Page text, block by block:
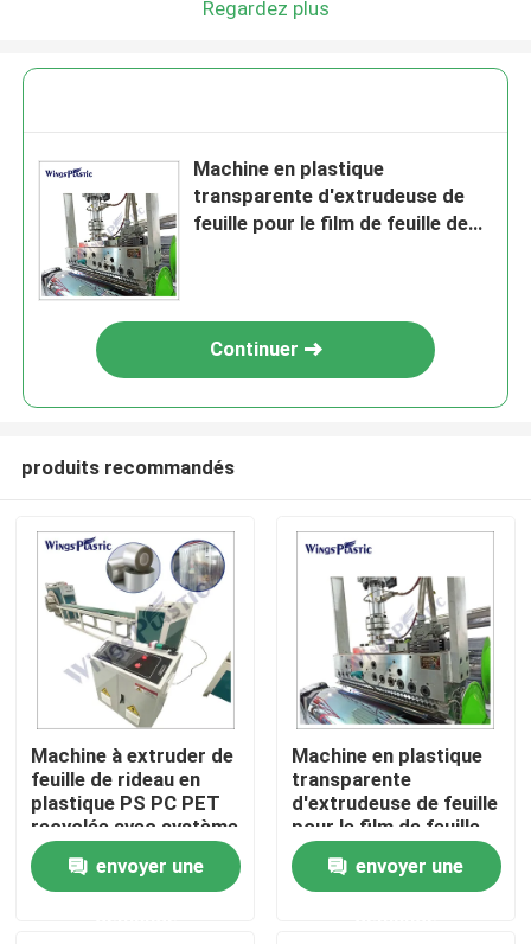
Maison
Produits
Regardez plus
Machine en plastique
transparente d'extrudeuse de
feuille pour le film de feuille de
Continuer
produits recommandés
Machine à extruder de
feuille de rideau en
plastique PS PC PET
recyclée avec système
de commande PLC
envoyer une
Machine en plastique
transparente
d'extrudeuse de feuille
pour le film de feuille
de PC de l'ANIMAL
FAMILIER pp EVA
picoseconde
envoyer une